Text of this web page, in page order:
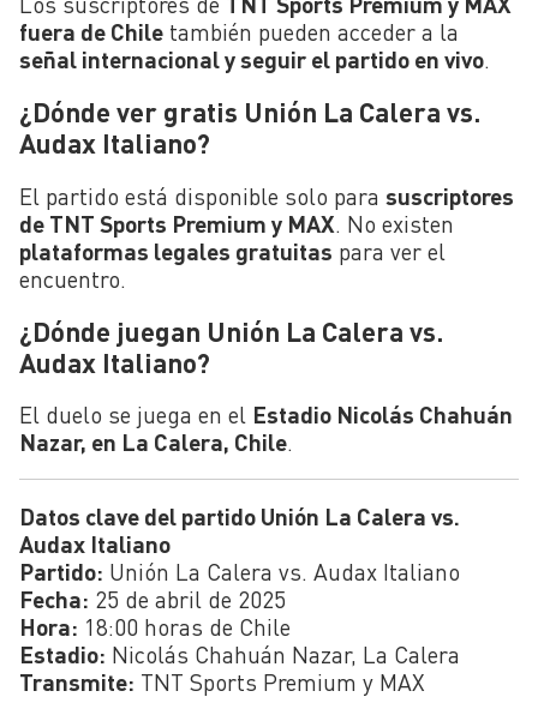
fuera de Chile también pueden acceder a la
señal internacional y seguir el partido en vivo.
¿Dónde ver gratis Unión La Calera vs.
Audax Italiano?
El partido está disponible solo para suscriptores
de TNT Sports Premium y MAX . No existen
plataformas legales gratuitas para ver el
encuentro.
¿Dónde juegan Unión La Calera vs.
Audax Italiano?
El duelo se juega en el Estadio Nicolás Chahuán
Nazar, en La Calera, Chile.
Datos clave del partido Unión La Calera vs.
Audax Italiano
Partido: Unión La Calera vs. Audax Italiano
Fecha: 25 de abril de 2025
Hora: 18:00 horas de Chile
Estadio: Nicolás Chahuán Nazar, La Calera
Transmite: TNT Sports Premium y MAX